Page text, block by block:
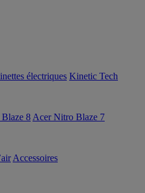
électriques Kinetic Tech
8 Acer Nitro Blaze 7
Accessoires